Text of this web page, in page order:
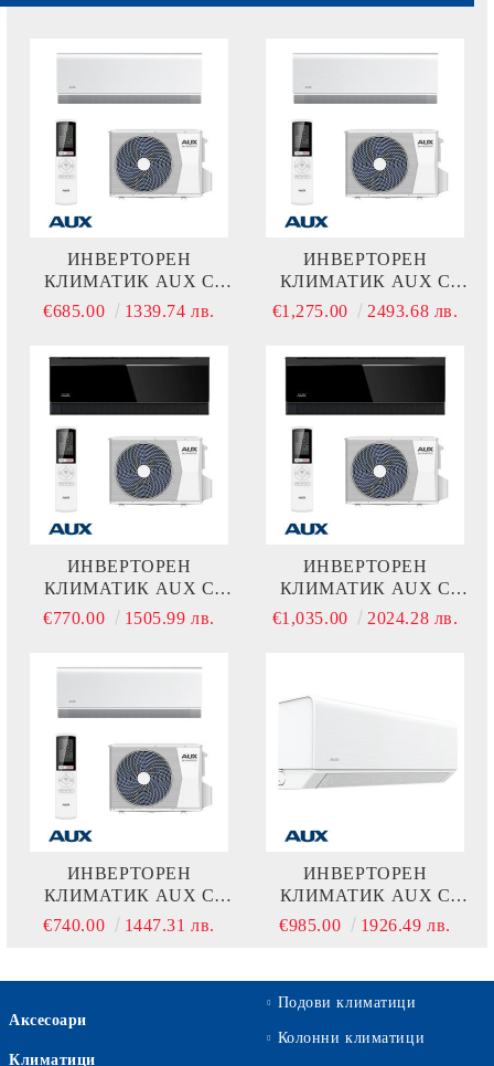
ИНВЕРТОРЕН
КЛИМАТИК AUX C
COMFORT ASW-
€685.00 1339.74 лв.
ИНВЕРТОРЕН
КЛИМАТИК AUX C
COMFORT ASW-
H24F4A4/CAR3DI-C8
€1,275.00 2493.68 лв.
ИНВЕРТОРЕН
КЛИМАТИК AUX C
COMFORT ASW-
€770.00 1505.99 лв.
ИНВЕРТОРЕН
КЛИМАТИК AUX C
COMFORT ASW-
H18E3A4/CBR3DI-C7 -
€1,035.00 2024.28 лв.
ИНВЕРТОРЕН
КЛИМАТИК AUX C
COMFORT ASW-
€740.00 1447.31 лв.
ИНВЕРТОРЕН
КЛИМАТИК AUX C
COMFORT ASW-
€985.00 1926.49 лв.
Аксесоари
Климатици
Подови климатици
Колонни климатици